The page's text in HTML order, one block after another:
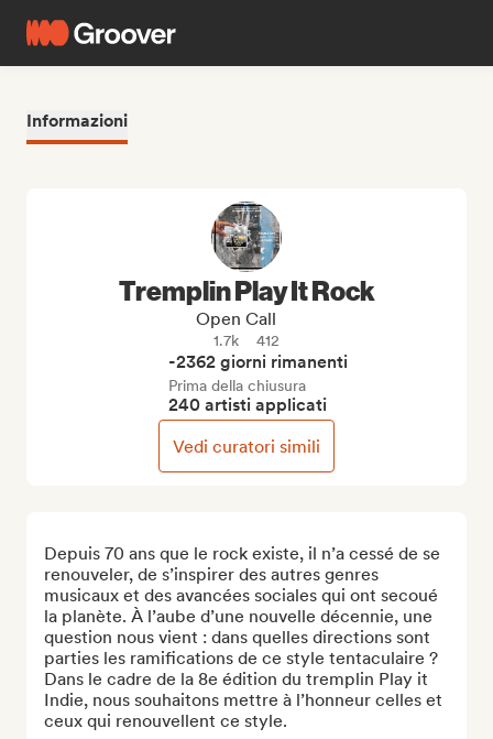
Informazioni
Depuis 70 ans que le rock existe, il n’a cessé de se
renouveler, de s’inspirer des autres genres
musicaux et des avancées sociales qui ont secoué
la planète. À l’aube d’une nouvelle décennie, une
question nous vient : dans quelles directions sont
parties les ramifications de ce style tentaculaire ?
Dans le cadre de la 8e édition du tremplin Play it
Indie, nous souhaitons mettre à l’honneur celles et
ceux qui renouvellent ce style.
Tremplin Play It Rock
Open Call
1.7k 412
-2362 giorni rimanenti
Prima della chiusura
240 artisti applicati
Vedi curatori simili